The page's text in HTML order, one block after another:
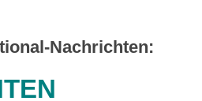
Nachrichten: